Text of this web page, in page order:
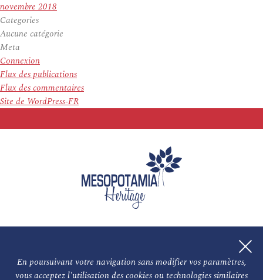
En poursuivant votre navigation sans modifier vos paramètres,
vous acceptez l'utilisation des cookies ou technologies similaires
novembre 2018
Categories
Aucune catégorie
Meta
Connexion
Flux des publications
Flux des commentaires
Site de WordPress-FR